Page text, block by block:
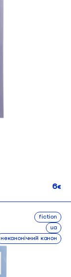
6€
fiction
ua
неканонічний канон